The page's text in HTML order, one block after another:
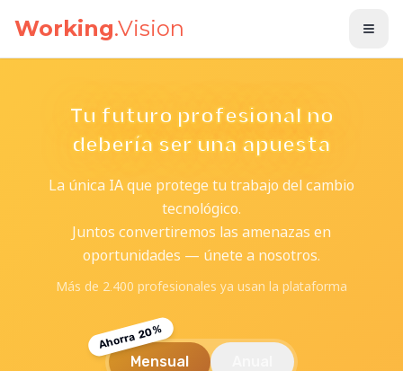
Working.Vision
Tu futuro profesional no
debería ser una apuesta
La única IA que protege tu trabajo del cambio
tecnológico.
Juntos convertiremos las amenazas en
oportunidades — únete a nosotros.
Más de 2.400 profesionales ya usan la plataforma
Mensual
Ahorra 20%